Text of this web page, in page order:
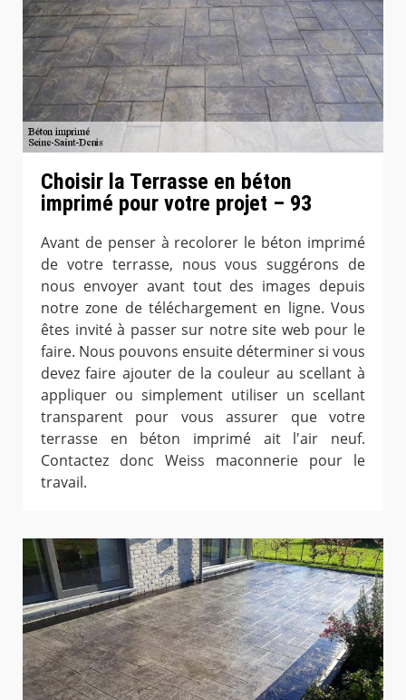
Choisir la Terrasse en béton
imprimé pour votre projet – 93
Avant de penser à recolorer le béton imprimé
de votre terrasse, nous vous suggérons de
nous envoyer avant tout des images depuis
notre zone de téléchargement en ligne. Vous
êtes invité à passer sur notre site web pour le
faire. Nous pouvons ensuite déterminer si vous
devez faire ajouter de la couleur au scellant à
appliquer ou simplement utiliser un scellant
transparent pour vous assurer que votre
terrasse en béton imprimé ait l'air neuf.
Contactez donc Weiss maconnerie pour le
travail.